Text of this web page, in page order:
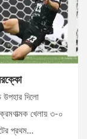
উপহার দিলো
খেলায় ৩-০
প্রথম…